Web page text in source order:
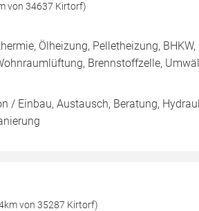
von 34637 Kirtorf)
Ölheizung, Pelletheizung,
Brennstoffzelle,
/ Einbau, Austausch, Beratung,
von 35287 Kirtorf)